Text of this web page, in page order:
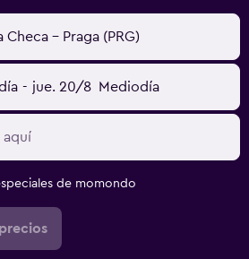
Checa - Praga (PRG)
- jue. 20/8 Mediodía
de momondo